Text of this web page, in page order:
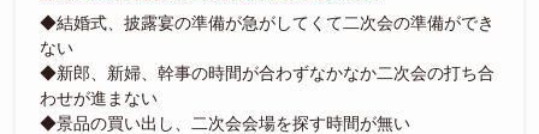
◆結婚式、披露宴の準備が急がしてくて二次会の準備ができ
ない
◆新郎、新婦、幹事の時間が合わずなかなか二次会の打ち合
わせが進まない
◆景品の買い出し、二次会会場を探す時間が無い